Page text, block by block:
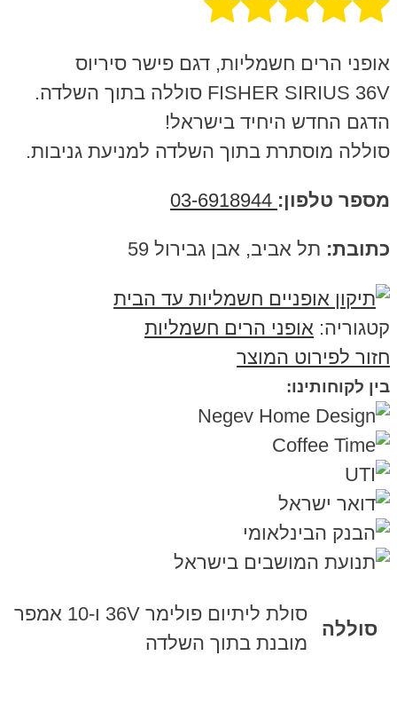
אופני הרים חשמליות, דגם פישר סיריוס
FISHER SIRIUS 36V סוללה בתוך השלדה.
הדגם החדש היחיד בישראל!
סוללה מוסתרת בתוך השלדה למניעת גניבות.
מספר טלפון:
כתובת: תל אביב, אבן גבירול 59
קטגוריה: אופני הרים חשמליות
חזור לפירוט המוצר
בין לקוחותינו:
סוללה
סולת ליתיום פולימר 36V ו-10 אמפר
מובנת בתוך השלדה